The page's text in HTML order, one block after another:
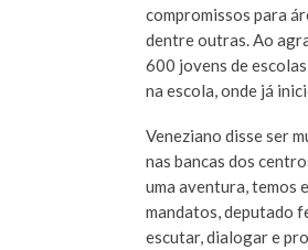
compromissos para
dentre outras. Ao
600 jovens de
na escola, onde já
Veneziano disse ser
nas bancas dos
uma aventura, temos
mandatos, deputado
escutar, dialogar e